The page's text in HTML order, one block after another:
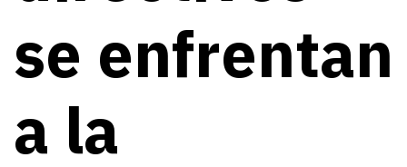
se enfrentan
a la